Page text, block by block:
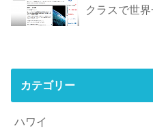
クラスで世
カテゴリー
ハワイ